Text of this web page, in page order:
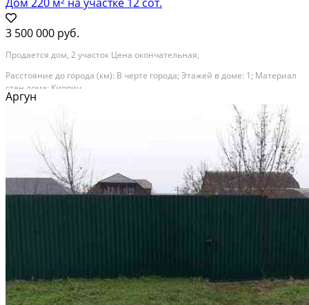
3 500 000 руб.
Продается дом, 2 участок Цена окончательная,
Расстояние до города (км): В черте города; Этажей в доме: 1; Материал
стен дома: Кирпич
Аргун